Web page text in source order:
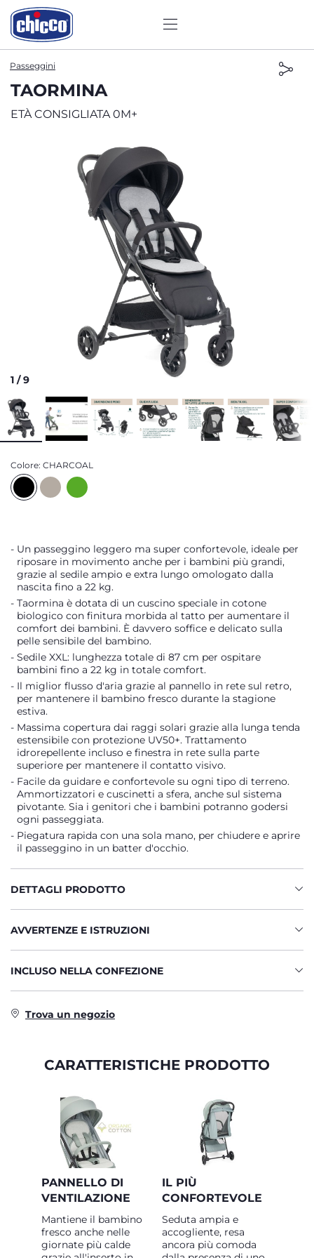
Passeggini
TAORMINA
ETÀ CONSIGLIATA 0M+
1 /9
Colore: CHARCOAL
Un passeggino leggero ma super confortevole, ideale per
riposare in movimento anche per i bambini più grandi,
grazie al sedile ampio e extra lungo omologato dalla
nascita fino a 22 kg.
Taormina è dotata di un cuscino speciale in cotone
biologico con finitura morbida al tatto per aumentare il
comfort dei bambini. È davvero soffice e delicato sulla
pelle sensibile del bambino.
Sedile XXL: lunghezza totale di 87 cm per ospitare
bambini fino a 22 kg in totale comfort.
Il miglior flusso d'aria grazie al pannello in rete sul retro,
per mantenere il bambino fresco durante la stagione
estiva.
Massima copertura dai raggi solari grazie alla lunga tenda
estensibile con protezione UV50+. Trattamento
idrorepellente incluso e finestra in rete sulla parte
superiore per mantenere il contatto visivo.
Facile da guidare e confortevole su ogni tipo di terreno.
Ammortizzatori e cuscinetti a sfera, anche sul sistema
pivotante. Sia i genitori che i bambini potranno godersi
ogni passeggiata.
Piegatura rapida con una sola mano, per chiudere e aprire
il passeggino in un batter d'occhio.
DETTAGLI PRODOTTO
AVVERTENZE E ISTRUZIONI
INCLUSO NELLA CONFEZIONE
Trova un negozio
CARATTERISTICHE PRODOTTO
PANNELLO DI
VENTILAZIONE
Mantiene il bambino
fresco anche nelle
giornate più calde
IL PIÙ
CONFORTEVOLE
Seduta ampia e
accogliente, resa
ancora più comoda